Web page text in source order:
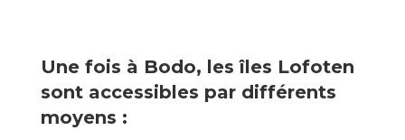
Une fois à Bodo, les îles Lofoten
sont accessibles par différents
moyens :